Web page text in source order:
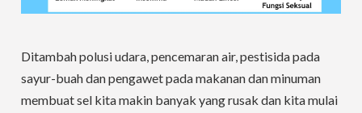
Ditambah polusi udara, pencemaran air, pestisida pada
sayur-buah dan pengawet pada makanan dan minuman
membuat sel kita makin banyak yang rusak dan kita mulai